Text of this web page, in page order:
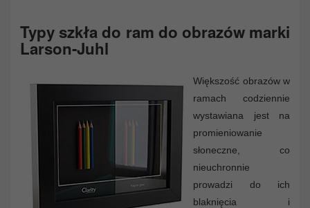
Typy szkła do ram do obrazów marki
Larson-Juhl
Większość obrazów w
ramach codziennie
wystawiana jest na
promieniowanie
słoneczne, co
nieuchronnie
prowadzi do ich
blaknięcia i